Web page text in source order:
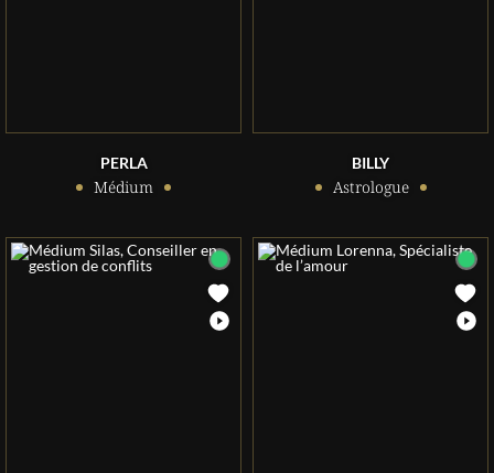
PERLA
Médium
BILLY
Astrologue